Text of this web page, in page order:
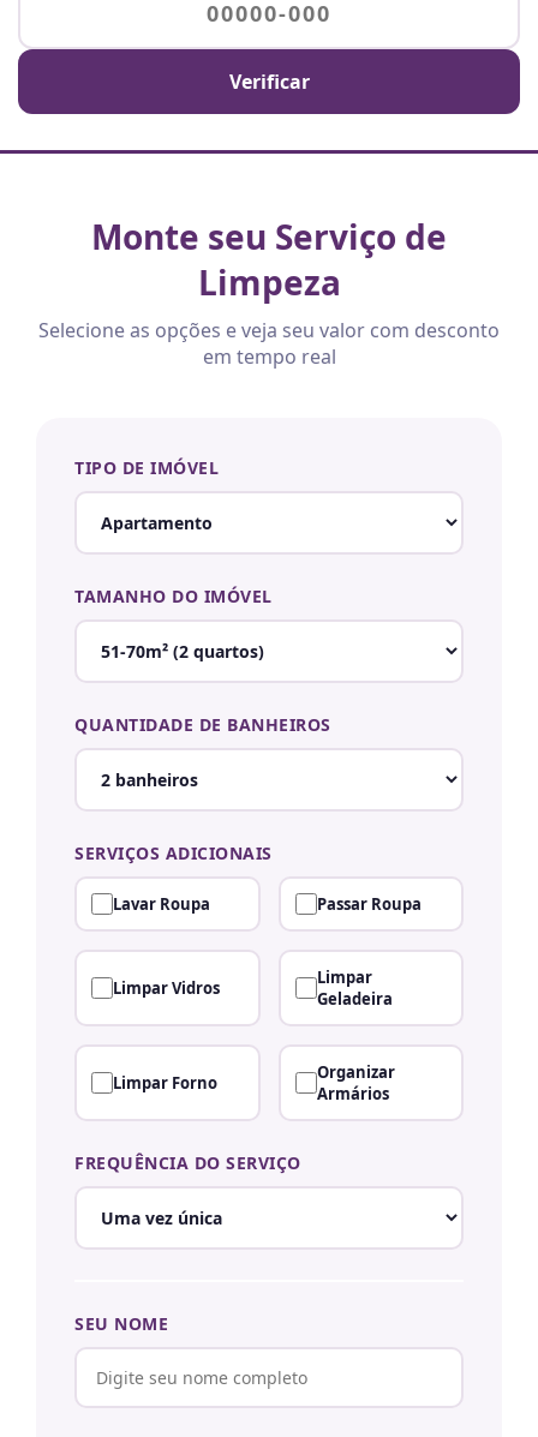
Verificar
Monte seu Serviço de
Limpeza
Selecione as opções e veja seu valor com desconto
em tempo real
TIPO DE IMÓVEL
TAMANHO DO IMÓVEL
QUANTIDADE DE BANHEIROS
SERVIÇOS ADICIONAIS
Lavar Roupa Passar Roupa
Limpar Vidros
Limpar
Geladeira
Limpar Forno
Organizar
Armários
FREQUÊNCIA DO SERVIÇO
SEU NOME